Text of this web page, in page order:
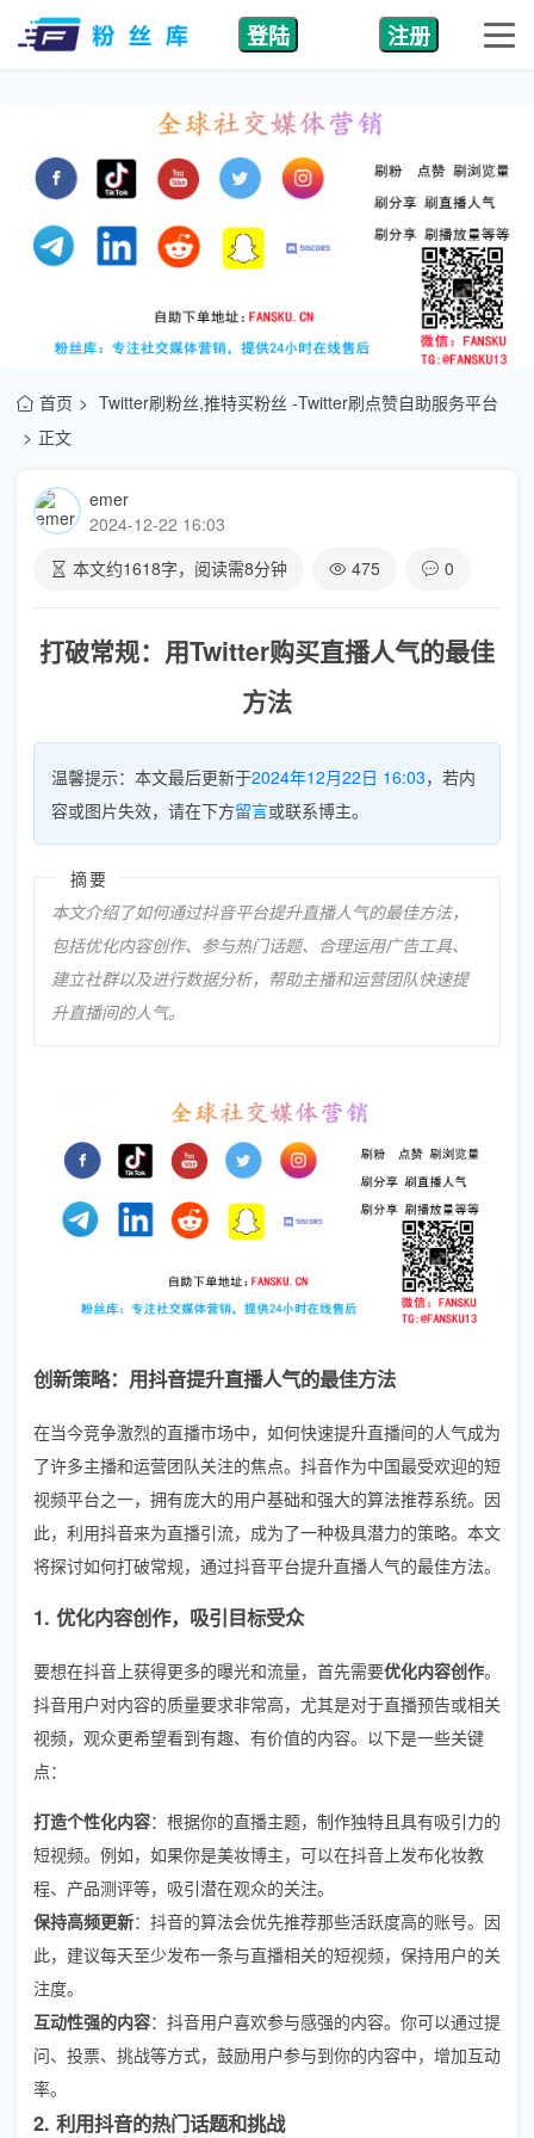
登陆 注册
首页
Twitter刷粉丝,推特买粉丝 -Twitter刷点赞自助服务平台
正文
emer
2024-12-22 16:03
本文约1618字，阅读需8分钟 475 0
打破常规：用Twitter购买直播人气的最佳
方法
温馨提示：本文最后更新于2024年12月22日 16:03，若内
容或图片失效，请在下方留言或联系博主。
摘要
本文介绍了如何通过抖音平台提升直播人气的最佳方法，
包括优化内容创作、参与热门话题、合理运用广告工具、
建立社群以及进行数据分析，帮助主播和运营团队快速提
升直播间的人气。
创新策略：用抖音提升直播人气的最佳方法
在当今竞争激烈的直播市场中，如何快速提升直播间的人气成为
了许多主播和运营团队关注的焦点。抖音作为中国最受欢迎的短
视频平台之一，拥有庞大的用户基础和强大的算法推荐系统。因
此，利用抖音来为直播引流，成为了一种极具潜力的策略。本文
将探讨如何打破常规，通过抖音平台提升直播人气的最佳方法。
1. 优化内容创作，吸引目标受众
要想在抖音上获得更多的曝光和流量，首先需要优化内容创作。
抖音用户对内容的质量要求非常高，尤其是对于直播预告或相关
视频，观众更希望看到有趣、有价值的内容。以下是一些关键
点：
打造个性化内容：根据你的直播主题，制作独特且具有吸引力的
短视频。例如，如果你是美妆博主，可以在抖音上发布化妆教
程、产品测评等，吸引潜在观众的关注。
保持高频更新：抖音的算法会优先推荐那些活跃度高的账号。因
此，建议每天至少发布一条与直播相关的短视频，保持用户的关
注度。
互动性强的内容：抖音用户喜欢参与感强的内容。你可以通过提
问、投票、挑战等方式，鼓励用户参与到你的内容中，增加互动
率。
2. 利用抖音的热门话题和挑战